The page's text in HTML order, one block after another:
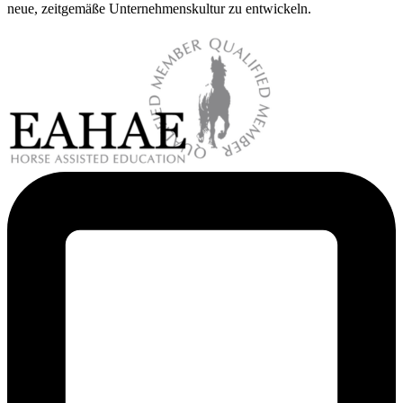
neue, zeitgemäße Unternehmenskultur zu entwickeln.